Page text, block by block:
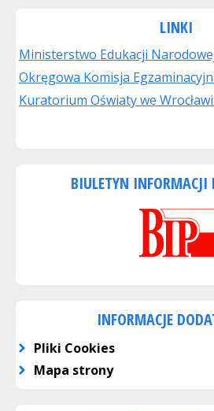
LINKI
Ministerstwo Edukacji
Okręgowa Komisja
Kuratorium Oświaty we
BIULETYN INFORMACJI
INFORMACJE
Pliki Cookies
Mapa strony